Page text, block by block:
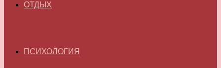
ОТДЫХ
ПСИХОЛОГИЯ